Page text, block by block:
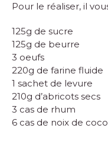
Pour le réaliser, il
125g de sucre
125g de beurre
3 oeufs
220g de farine fluide
1 sachet de levure
210g d’abricots secs
3 cas de rhum
6 cas de noix de coco